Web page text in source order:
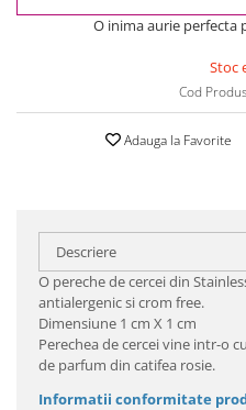
O inima aurie perfecta
Stoc
Cod
Adauga la Favorite
Descriere
O pereche de cercei din
antialergenic si crom free.
Dimensiune 1 cm X 1 cm
Perechea de cercei vine intr-o
de parfum din catifea rosie.
Informatii conformitate